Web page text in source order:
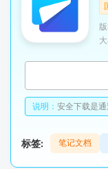
说明： 安全下载是
标签: 笔记文档